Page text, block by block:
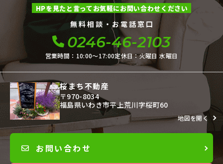
HPを見たと言ってお気軽にお問い合わせください
無料相談・お電話窓口
0246-46-2103
営業時間：10:00〜17:00定休日：火曜日 水曜日
桜まち不動産
〒970-8034
福島県いわき市平上荒川字桜町60
地図を開く
お問い合わせ